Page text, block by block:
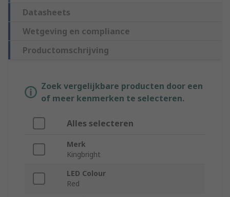
Datasheets
Wetgeving en compliance
Productomschrijving
Zoek vergelijkbare producten door een
of meer kenmerken te selecteren.
Alles selecteren
Merk
Kingbright
LED Colour
Red